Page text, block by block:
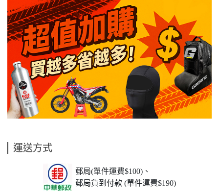
運送方式
郵局(單件運費$100)、
郵局貨到付款 (單件運費$190)